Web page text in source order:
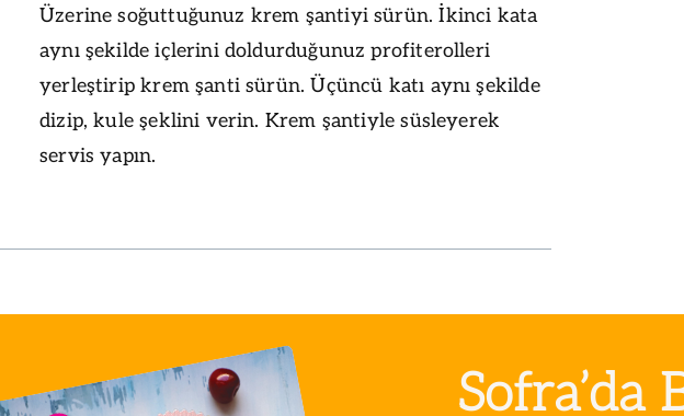
Üzerine soğuttuğunuz krem şantiyi sürün. İkinci kata
aynı şekilde içlerini doldurduğunuz profiterolleri
yerleştirip krem şanti sürün. Üçüncü katı aynı şekilde
dizip, kule şeklini verin. Krem şantiyle süsleyerek
servis yapın.
Sofra’da